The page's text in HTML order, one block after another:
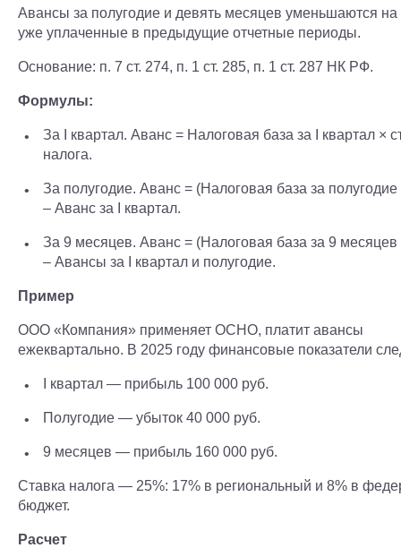
Авансы за полугодие и девять месяцев уменьшаются
уже уплаченные в предыдущие отчетные периоды.
Основание: п. 7 ст. 274, п. 1 ст. 285, п. 1 ст. 287 НК РФ.
Формулы:
За I квартал. Аванс = Налоговая база за I квартал ×
налога.
За полугодие. Аванс = (Налоговая база за полугодие
– Аванс за I квартал.
За 9 месяцев. Аванс = (Налоговая база за 9 месяцев
– Авансы за I квартал и полугодие.
Пример
ООО «Компания» применяет ОСНО, платит авансы
ежеквартально. В 2025 году финансовые показатели
I квартал — прибыль 100 000 руб.
Полугодие — убыток 40 000 руб.
9 месяцев — прибыль 160 000 руб.
Ставка налога — 25%: 17% в региональный и 8% в
бюджет.
Расчет